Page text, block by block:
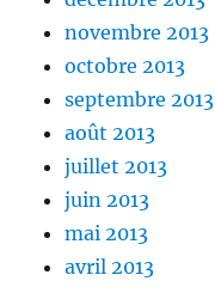
novembre 2013
octobre 2013
septembre 2013
août 2013
juillet 2013
juin 2013
mai 2013
avril 2013